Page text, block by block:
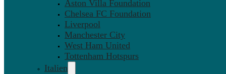
Aston Villa Foundation
Chelsea FC Foundation
Liverpool
Manchester City
West Ham United
Tottenham Hotspurs
Italien